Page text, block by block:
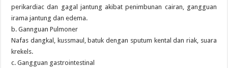
perikardiac dan gagal jantung akibat penimbunan cairan, gangguan
irama jantung dan edema.
b. Gannguan Pulmoner
Nafas dangkal, kussmaul, batuk dengan sputum kental dan riak, suara
krekels.
c. Gangguan gastrointestinal